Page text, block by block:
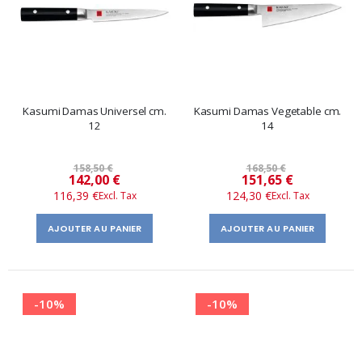
Kasumi Damas Universel cm.
12
158,50 €
Prix
spécial
142,00 €
116,39 €
AJOUTER AU PANIER
Kasumi Damas Vegetable cm.
14
168,50 €
Prix
spécial
151,65 €
124,30 €
AJOUTER AU PANIER
-10% -10%